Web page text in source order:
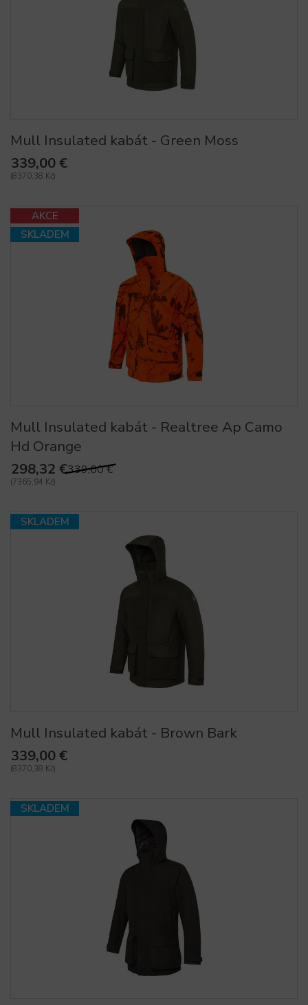
Mull Insulated kabát - Green Moss
339,00 €
(8370,38 Kč)
AKCE
SKLADEM
Mull Insulated kabát - Realtree Ap Camo
Hd Orange
298,32 €339,00 €
(7365,94 Kč)
SKLADEM
Mull Insulated kabát - Brown Bark
339,00 €
(8370,38 Kč)
SKLADEM